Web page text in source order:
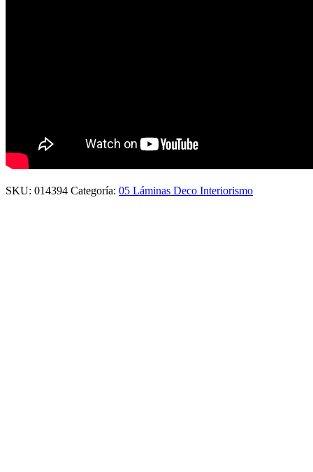
SKU: 014394 Categoría: 05 Láminas Deco Interiorismo